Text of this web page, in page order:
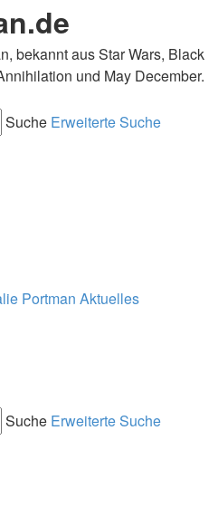
bekannt aus Star Wars, Black
und May December.
Suche Erweiterte Suche
Portman Aktuelles
Suche Erweiterte Suche